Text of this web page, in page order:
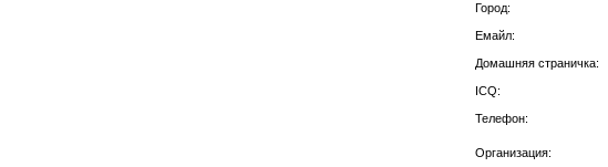
Город:
Емайл:
Домашняя страничка:
ICQ:
Телефон:
Организация: